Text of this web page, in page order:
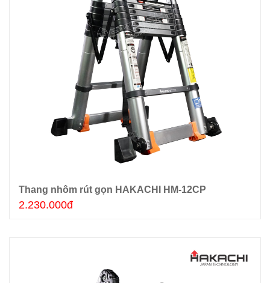
Thêm giỏ hàng
Thang nhôm rút gọn HAKACHI HM-12CP
2.230.000đ